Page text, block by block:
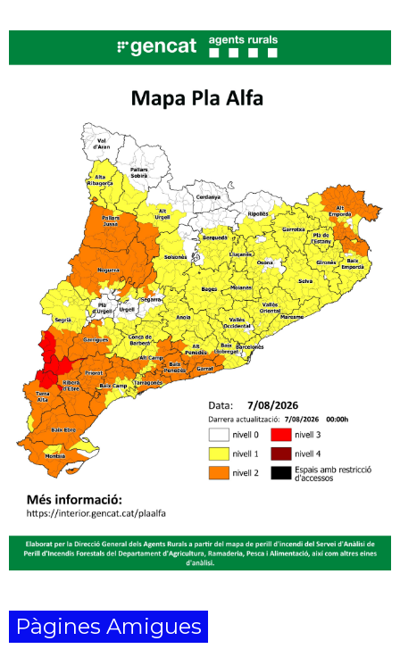
Pàgines Amigues